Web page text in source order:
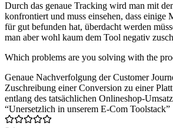
Durch das genaue Tracking wird man mit
konfrontiert und muss einsehen, dass einige
für gut befunden hat, überdacht werden
man aber wohl kaum dem Tool negativ
Which problems are you solving with the
Genaue Nachverfolgung der Customer
Zuschreibung einer Conversion zu einer
entlang des tatsächlichen Onlineshop-
“Unersetzlich in unserem E-Com Toolstack”